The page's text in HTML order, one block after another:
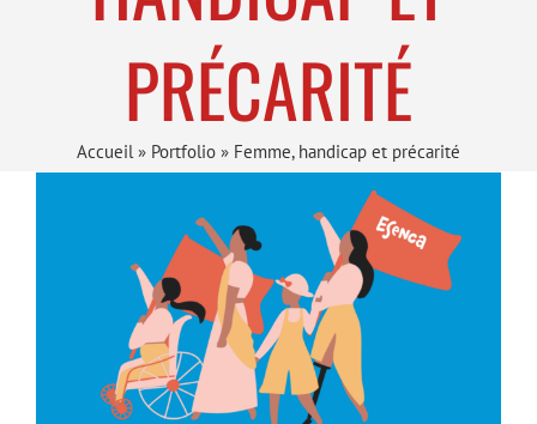
PRÉCARITÉ
Accueil » Portfolio » Femme, handicap et précarité